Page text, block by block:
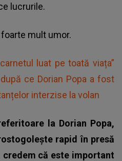
lucrurile.
mult umor.
luat pe toată viața”
ce Dorian Popa a fost
interzise la volan
la Dorian Popa,
rapid în presă
că este important